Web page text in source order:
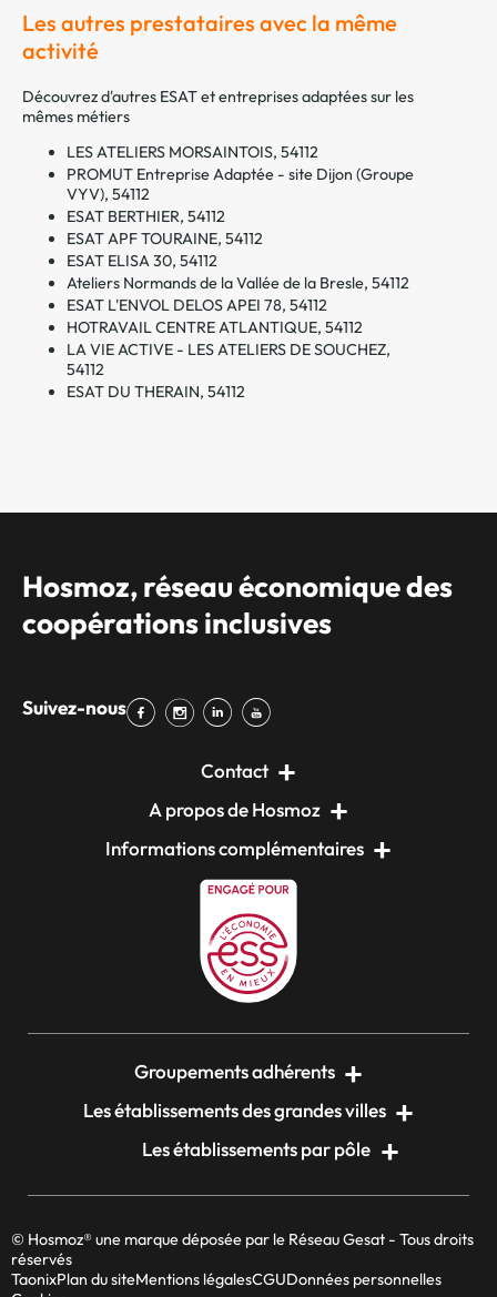
Les autres prestataires avec la même
activité
Découvrez d'autres ESAT et entreprises adaptées sur les
mêmes métiers
LES ATELIERS MORSAINTOIS, 54112
PROMUT Entreprise Adaptée - site Dijon (Groupe
VYV), 54112
ESAT BERTHIER, 54112
ESAT APF TOURAINE, 54112
ESAT ELISA 30, 54112
Ateliers Normands de la Vallée de la Bresle, 54112
ESAT L'ENVOL DELOS APEI 78, 54112
HOTRAVAIL CENTRE ATLANTIQUE, 54112
LA VIE ACTIVE - LES ATELIERS DE SOUCHEZ,
54112
ESAT DU THERAIN, 54112
Hosmoz, réseau économique des
coopérations inclusives
Suivez-nous
Contact
A propos de Hosmoz
Informations complémentaires
Groupements adhérents
Les établissements des grandes villes
Les établissements par pôle
© Hosmoz® une marque déposée par le Réseau Gesat - Tous droits
réservés
TaonixPlan du siteMentions légalesCGUDonnées personnelles